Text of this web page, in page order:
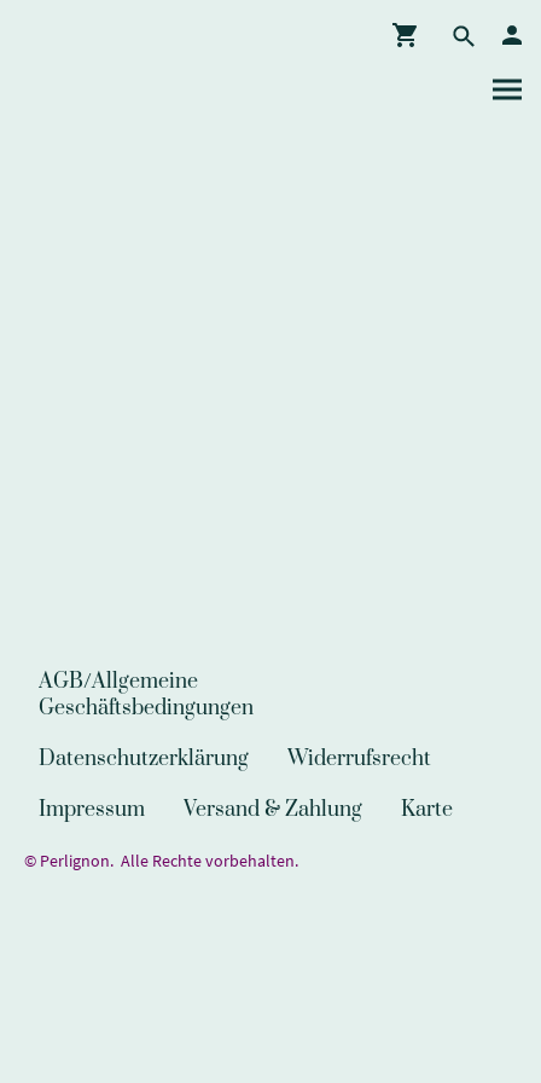
AGB/Allgemeine
Geschäftsbedingungen
Datenschutzerklärung
Widerrufsrecht
Impressum
Versand & Zahlung Karte
© Perlignon. Alle Rechte vorbehalten.